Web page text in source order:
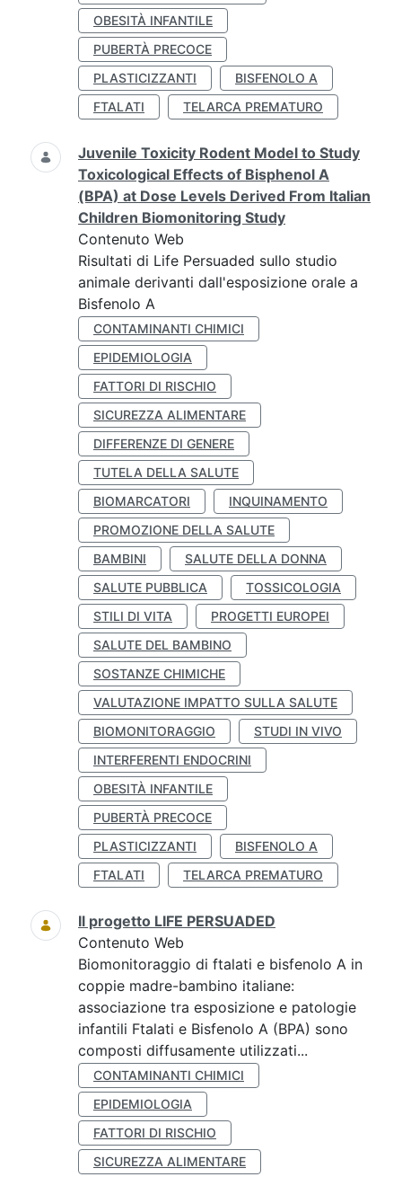
OBESITÀ INFANTILE
PUBERTÀ PRECOCE
PLASTICIZZANTI
BISFENOLO A
FTALATI
TELARCA PREMATURO
Juvenile Toxicity Rodent Model to Study
Toxicological Effects of Bisphenol A
(BPA) at Dose Levels Derived From Italian
Children Biomonitoring Study
Contenuto Web
Risultati di Life Persuaded sullo studio
animale derivanti dall'esposizione orale a
Bisfenolo A
CONTAMINANTI CHIMICI
EPIDEMIOLOGIA
FATTORI DI RISCHIO
SICUREZZA ALIMENTARE
DIFFERENZE DI GENERE
TUTELA DELLA SALUTE
BIOMARCATORI
INQUINAMENTO
PROMOZIONE DELLA SALUTE
BAMBINI
SALUTE DELLA DONNA
SALUTE PUBBLICA
TOSSICOLOGIA
STILI DI VITA
PROGETTI EUROPEI
SALUTE DEL BAMBINO
SOSTANZE CHIMICHE
VALUTAZIONE IMPATTO SULLA SALUTE
BIOMONITORAGGIO
STUDI IN VIVO
INTERFERENTI ENDOCRINI
OBESITÀ INFANTILE
PUBERTÀ PRECOCE
PLASTICIZZANTI
BISFENOLO A
FTALATI
TELARCA PREMATURO
Il progetto LIFE PERSUADED
Contenuto Web
Biomonitoraggio di ftalati e bisfenolo A in
coppie madre-bambino italiane:
associazione tra esposizione e patologie
infantili Ftalati e Bisfenolo A (BPA) sono
composti diffusamente utilizzati...
CONTAMINANTI CHIMICI
EPIDEMIOLOGIA
FATTORI DI RISCHIO
SICUREZZA ALIMENTARE